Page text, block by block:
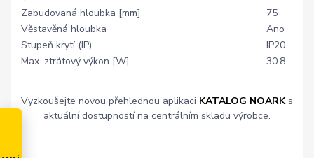
Zabudovaná hloubka [mm]
75
Věstavěná hloubka
Ano
Stupeň krytí (IP)
IP20
Max. ztrátový výkon [W]
30.8
Vyzkoušejte novou přehlednou aplikaci KATALOG NOARKs
aktuální dostupností na centrálním skladu výrobce.